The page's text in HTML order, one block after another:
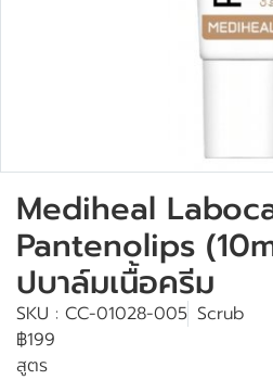
Mediheal
Pantenolips
ปบาล์มเนื้อครีม
SKU : CC-01028-005 Scrub
฿199
สูตร